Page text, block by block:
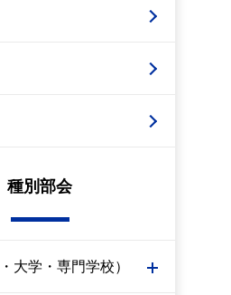
種別部会
大学・専門学校）